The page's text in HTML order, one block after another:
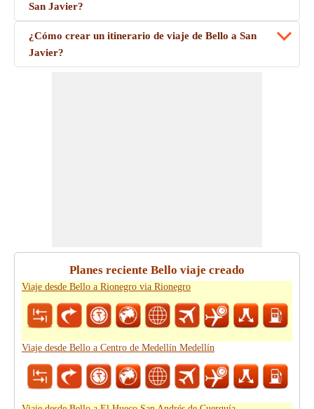
San Javier?
¿Cómo crear un itinerario de viaje de Bello a San
Javier?
Planes reciente Bello viaje creado
Viaje desde Bello a Rionegro via Rionegro
Viaje desde Bello a Centro de Medellín Medellín